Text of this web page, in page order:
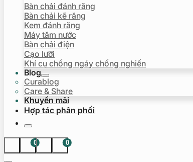
Bàn chải đánh răng
Bàn chải kẽ răng
Kem đánh răng
Máy tăm nước
Bàn chải điện
Cạo lưỡi
Khí cụ chống ngáy chống nghiến
Blog
Curablog
Care & Share
Khuyến mãi
Hợp tác phân phối
0 0